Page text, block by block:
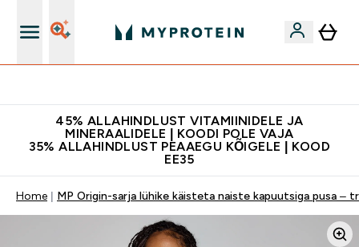
45% ALLAHINDLUST VITAMIINIDELE JA
MINERAALIDELE | KOODI POLE VAJA
35% ALLAHINDLUST PEAAEGU KÕIGELE | KOOD
EE35
Home MP Origin-sarja lühike käisteta naiste kapuutsiga pusa –